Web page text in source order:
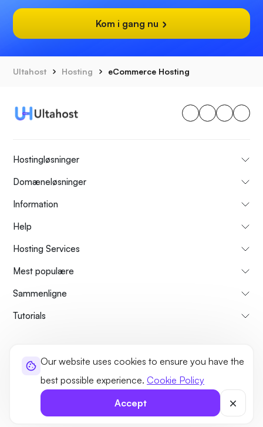
Our website uses cookies to ensure you have the
best possible experience. Cookie Policy
Accept
Kom i gang nu
Ultahost Hosting eCommerce Hosting
Hostingløsninger
Domæneløsninger
Information
Help
Hosting Services
Mest populære
Sammenligne
Tutorials
Privacy PolicyLegalSitemap
©2026 UltaHost - All rights reserved